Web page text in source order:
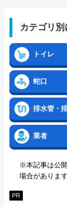
カテゴリ
トイレ
蛇口
排水管・
業者
※本記事は公
場合がありま
PR